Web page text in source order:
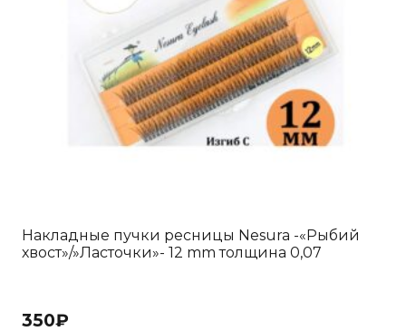
Накладные пучки ресницы Nesura -«Рыбий
хвост»/»Ласточки»- 12 mm толщина 0,07
350₽